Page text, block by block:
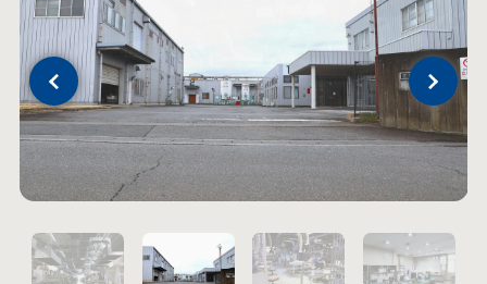
Previous
1 2